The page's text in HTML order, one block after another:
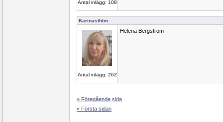
Antal inlägg: 108
Karinasthlm
Antal inlägg: 262
Helena Bergström
« Föregående sida
« Första sidan